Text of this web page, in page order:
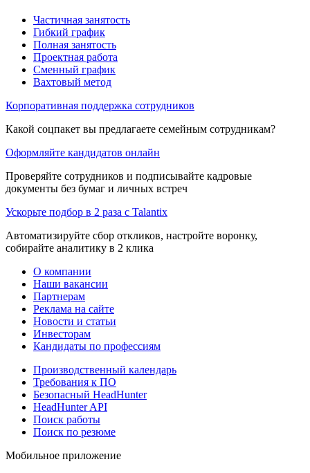
Частичная занятость
Гибкий график
Полная занятость
Проектная работа
Сменный график
Вахтовый метод
Корпоративная поддержка сотрудников
Какой соцпакет вы предлагаете семейным сотрудникам?
Оформляйте кандидатов онлайн
Проверяйте сотрудников и подписывайте кадровые
документы без бумаг и личных встреч
Ускорьте подбор в 2 раза с Talantix
Автоматизируйте сбор откликов, настройте воронку,
собирайте аналитику в 2 клика
О компании
Наши вакансии
Партнерам
Реклама на сайте
Новости и статьи
Инвесторам
Кандидаты по профессиям
Производственный календарь
Требования к ПО
Безопасный HeadHunter
HeadHunter API
Поиск работы
Поиск по резюме
Мобильное приложение